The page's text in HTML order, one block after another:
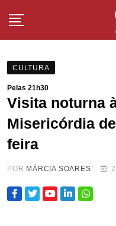
CULTURA
Pelas 21h30
Visita noturna
Misericórdia
feira
POR MÁRCIA SOARES